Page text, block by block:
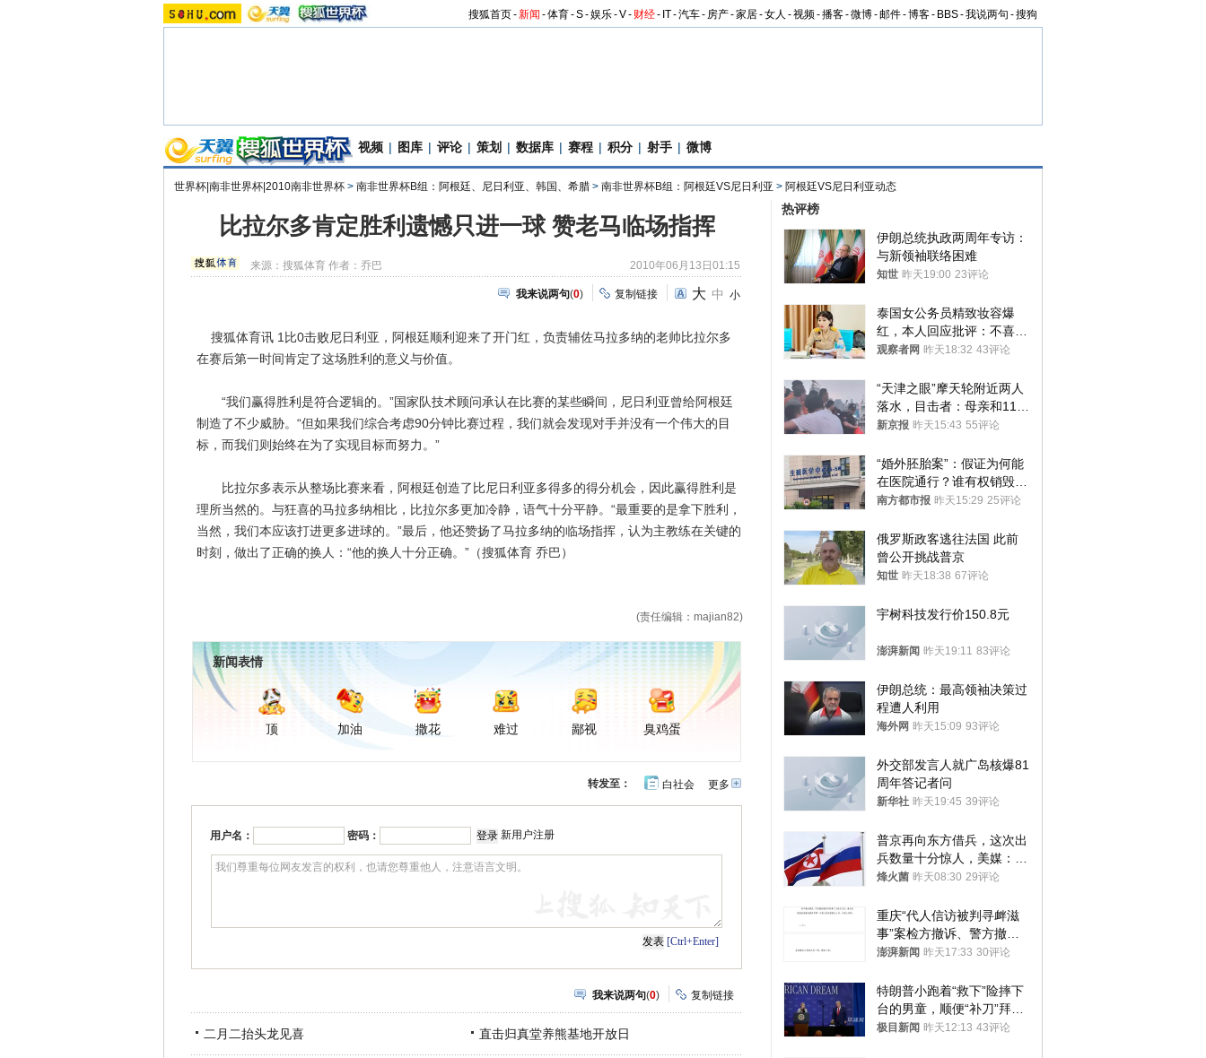
搜狐首页-新闻 -体育-S-娱乐-V- 财经- IT-汽车- 房产-家居-女人 -视频-播客-微博-邮件-博客- BBS-我说两句 -搜狗
视频 | 图库 | 评论 | 策划 | 数据库 | 赛程 | 积分 | 射手 | 微博
世界杯|南非世界杯|2010南非世界杯 > 南非世界杯B组：阿根廷、尼日利亚、韩国、希腊 > 南非世界杯B组：阿根廷VS尼日利亚 > 阿根廷VS尼日利亚动态
比拉尔多肯定胜利遗憾只进一球 赞老马临场指挥
来源：搜狐体育 作者：乔巴 2010年06月13日01:15
我来说两句(0) 复制链接 大 中 小
搜狐体育讯 1比0击败尼日利亚，阿根廷顺利迎来了开门红，负责辅佐马拉多纳的老帅比拉尔多
在赛后第一时间肯定了这场胜利的意义与价值。
“我们赢得胜利是符合逻辑的。”国家队技术顾问承认在比赛的某些瞬间，尼日利亚曾给阿根廷
制造了不少威胁。“但如果我们综合考虑90分钟比赛过程，我们就会发现对手并没有一个伟大的目
标，而我们则始终在为了实现目标而努力。”
比拉尔多表示从整场比赛来看，阿根廷创造了比尼日利亚多得多的得分机会，因此赢得胜利是
理所当然的。与狂喜的马拉多纳相比，比拉尔多更加冷静，语气十分平静。“最重要的是拿下胜利，
当然，我们本应该打进更多进球的。”最后，他还赞扬了马拉多纳的临场指挥，认为主教练在关键的
时刻，做出了正确的换人：“他的换人十分正确。”（搜狐体育 乔巴）
(责任编辑：majian82)
新闻表情
顶 加油 撒花 难过 鄙视 臭鸡蛋
更多开
转发至： 白社会
用户名： 密码： 新用户注册
[Ctrl+Enter]
我来说两句(0) 复制链接
二月二抬头龙见喜 直击归真堂养熊基地开放日
热评榜
伊朗总统执政两周年专访：
与新领袖联络困难
知世 昨天19:00 23评论
泰国女公务员精致妆容爆
红，本人回应批评：不喜欢
就别看
观察者网 昨天18:32 43评论
“天津之眼”摩天轮附近两人
落水，目击者：母亲和11岁
儿子先后被打捞上岸
新京报 昨天15:43 55评论
“婚外胚胎案”：假证为何能
在医院通行？谁有权销毁胚
胎？
南方都市报 昨天15:29 25评论
俄罗斯政客逃往法国 此前
曾公开挑战普京
知世 昨天18:38 67评论
宇树科技发行价150.8元
澎湃新闻 昨天19:11 83评论
伊朗总统：最高领袖决策过
程遭人利用
海外网 昨天15:09 93评论
外交部发言人就广岛核爆81
周年答记者问
新华社 昨天19:45 39评论
普京再向东方借兵，这次出
兵数量十分惊人，美媒：俄
朝要动真格？
烽火菌 昨天08:30 29评论
重庆“代人信访被判寻衅滋
事”案检方撤诉、警方撤
案，两被告人获国赔
澎湃新闻 昨天17:33 30评论
特朗普小跑着“救下”险摔下
台的男童，顺便“补刀”拜
登：“我可不想他像拜登一
极目新闻 昨天12:13 43评论